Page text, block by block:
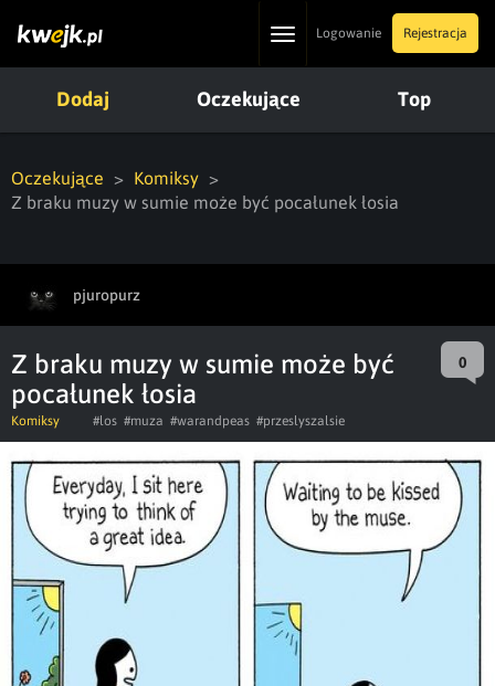
ToggleLogowanie Rejestracja
Dodaj Oczekujące Top
Oczekujące
Komiksy
Z braku muzy w sumie może być pocałunek łosia
pjuropurz
Z braku muzy w sumie może być
pocałunek łosia
0
Komiksy #los #muza #warandpeas #przeslyszalsie